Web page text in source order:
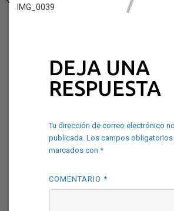
IMG_0039
DEJA UNA
RESPUESTA
Tu dirección de correo electrónico
publicada. Los campos obligatorios
marcados con *
COMENTARIO *